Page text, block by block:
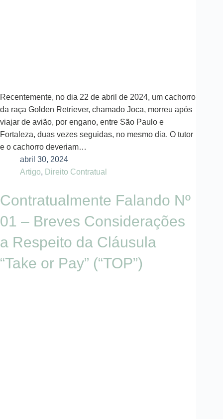
Recentemente, no dia 22 de abril de 2024, um cachorro
da raça Golden Retriever, chamado Joca, morreu após
viajar de avião, por engano, entre São Paulo e
Fortaleza, duas vezes seguidas, no mesmo dia. O tutor
e o cachorro deveriam…
abril 30, 2024
Artigo, Direito Contratual
Contratualmente Falando Nº
01 – Breves Considerações
a Respeito da Cláusula
“Take or Pay” (“TOP”)